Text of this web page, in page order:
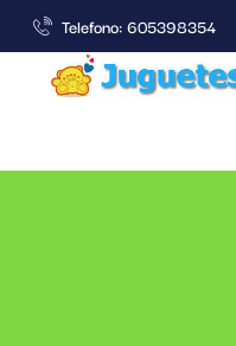
Telefono: 605398354